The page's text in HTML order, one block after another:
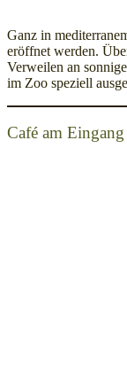
Ganz in
eröffnet werden.
Verweilen an
im Zoo speziell
Café am Eingang